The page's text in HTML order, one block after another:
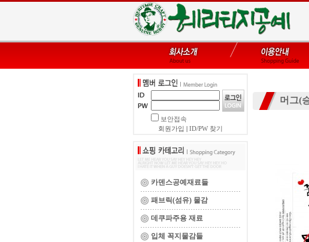
보안접속
회원가입
ID/PW 찾기
카덴스공예재료들
패브릭(섬유) 물감
데쿠파주용 재료
입체 꼭지물감들
머그(